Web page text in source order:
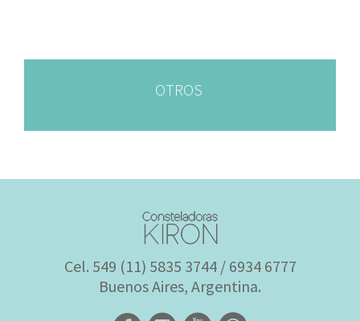
OTROS
Cel. 549 (11) 5835 3744 / 6934 6777
Buenos Aires, Argentina.